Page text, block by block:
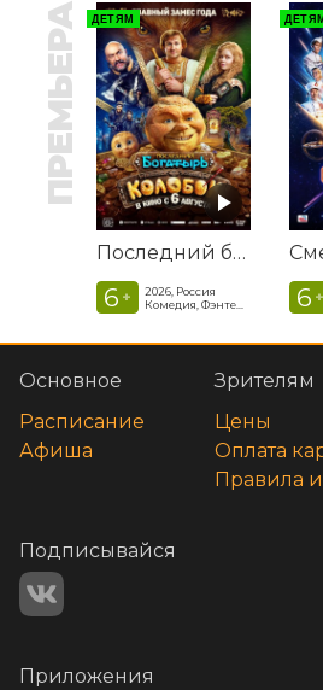
ПРЕМЬЕРА ДЕТЯМ
Последний богатырь. Колобок
6 +
2026, Россия
ДЕТЯМ
6 +
Основное
Расписание
Афиша
Зрителям
Цены
Оплата
Правила
Подписывайся
Приложения